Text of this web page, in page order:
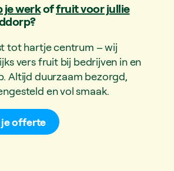
je werkoffruit voor jullie
tot hartje centrum – wij
vers fruit bij bedrijven in en
Altijd duurzaam bezorgd,
en vol smaak.
offerte